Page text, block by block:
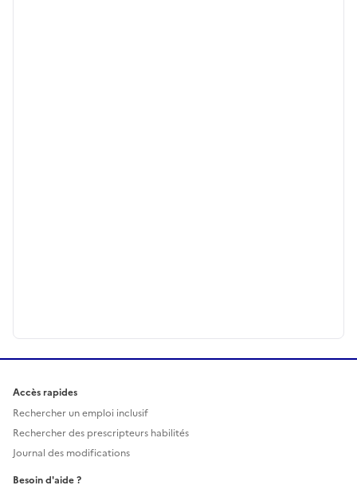
Accès rapides
Rechercher un emploi inclusif
Rechercher des prescripteurs habilités
Journal des modifications
Besoin d'aide ?